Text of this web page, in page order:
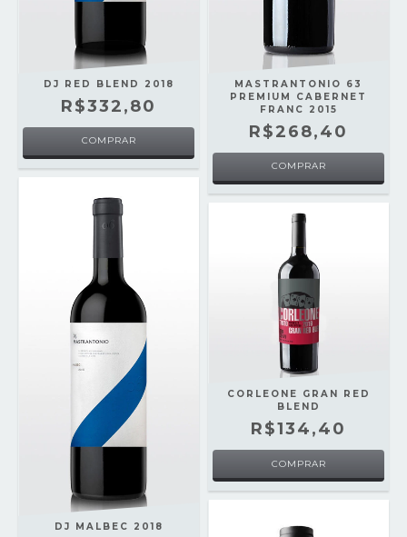
DJ RED BLEND 2018
R$332,80
MASTRANTONIO 63
PREMIUM CABERNET
FRANC 2015
R$268,40
DJ MALBEC 2018
CORLEONE GRAN RED
BLEND
R$134,40